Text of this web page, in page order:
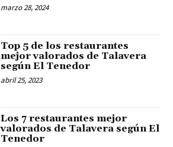
marzo 28, 2024
Top 5 de los restaurantes
mejor valorados de Talavera
según El Tenedor
abril 25, 2023
Los 7 restaurantes mejor
valorados de Talavera según El
Tenedor